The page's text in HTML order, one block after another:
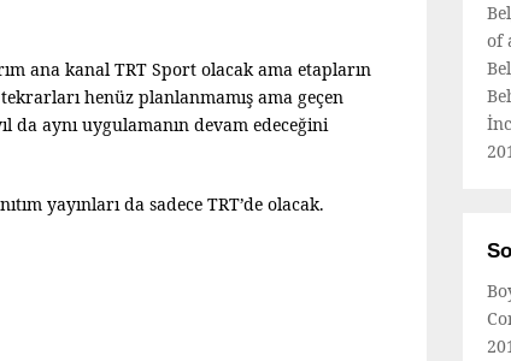
ana kanal TRT Sport olacak ama etapların
tekrarları henüz planlanmamış ama geçen
aynı uygulamanın devam edeceğini
yayınları da sadece TRT’de olacak.
of